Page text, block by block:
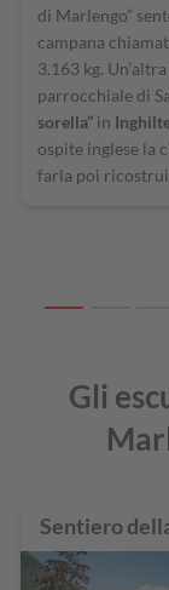
di Marlengo”
campana
3.163 kg.
parrocchiale di
sorella” in
ospite inglese la
farla poi
Gli
Sentiero